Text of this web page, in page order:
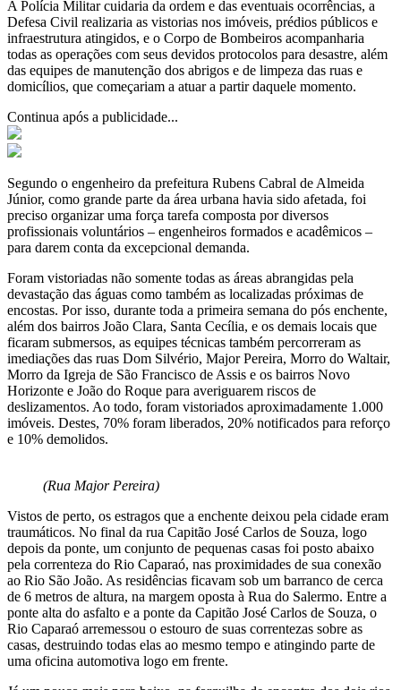
A Polícia Militar cuidaria da ordem e das eventuais ocorrências, a
Defesa Civil realizaria as vistorias nos imóveis, prédios públicos e
infraestrutura atingidos, e o Corpo de Bombeiros acompanharia
todas as operações com seus devidos protocolos para desastre, além
das equipes de manutenção dos abrigos e de limpeza das ruas e
domicílios, que começariam a atuar a partir daquele momento.
Continua após a publicidade...
Segundo o engenheiro da prefeitura Rubens Cabral de Almeida
Júnior, como grande parte da área urbana havia sido afetada, foi
preciso organizar uma força tarefa composta por diversos
profissionais voluntários – engenheiros formados e acadêmicos –
para darem conta da excepcional demanda.
Foram vistoriadas não somente todas as áreas abrangidas pela
devastação das águas como também as localizadas próximas de
encostas. Por isso, durante toda a primeira semana do pós enchente,
além dos bairros João Clara, Santa Cecília, e os demais locais que
ficaram submersos, as equipes técnicas também percorreram as
imediações das ruas Dom Silvério, Major Pereira, Morro do Waltair,
Morro da Igreja de São Francisco de Assis e os bairros Novo
Horizonte e João do Roque para averiguarem riscos de
deslizamentos. Ao todo, foram vistoriados aproximadamente 1.000
imóveis. Destes, 70% foram liberados, 20% notificados para reforço
e 10% demolidos.
(Rua Major Pereira)
Vistos de perto, os estragos que a enchente deixou pela cidade eram
traumáticos. No final da rua Capitão José Carlos de Souza, logo
depois da ponte, um conjunto de pequenas casas foi posto abaixo
pela correnteza do Rio Caparaó, nas proximidades de sua conexão
ao Rio São João. As residências ficavam sob um barranco de cerca
de 6 metros de altura, na margem oposta à Rua do Salermo. Entre a
ponte alta do asfalto e a ponte da Capitão José Carlos de Souza, o
Rio Caparaó arremessou o estouro de suas correntezas sobre as
casas, destruindo todas elas ao mesmo tempo e atingindo parte de
uma oficina automotiva logo em frente.